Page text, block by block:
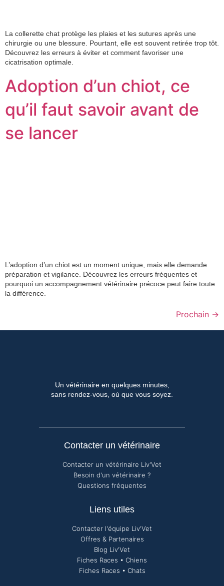
La collerette chat protège les plaies et les sutures après une
chirurgie ou une blessure. Pourtant, elle est souvent retirée trop tôt.
Découvrez les erreurs à éviter et comment favoriser une
cicatrisation optimale.
Adoption d’un chiot, ce
qu’il faut savoir avant de
se lancer
L’adoption d’un chiot est un moment unique, mais elle demande
préparation et vigilance. Découvrez les erreurs fréquentes et
pourquoi un accompagnement vétérinaire précoce peut faire toute
la différence.
Prochain →
Un vétérinaire en quelques minutes,
sans rendez-vous, où que vous soyez.
Contacter un vétérinaire
Contacter un vétérinaire Liv'Vet
Besoin d'un vétérinaire ?
Questions fréquentes
Liens utiles
Contacter l'équipe Liv'Vet
Offres & Partenaires
Blog Liv'Vet
Fiches Races • Chiens
Fiches Races • Chats